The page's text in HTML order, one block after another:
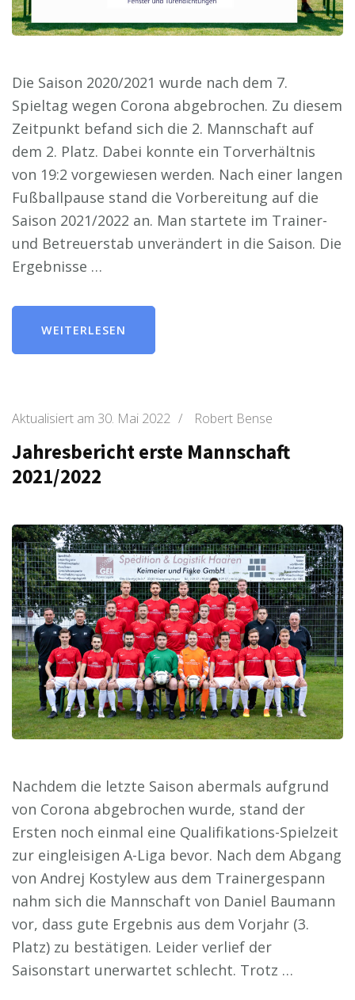
Die Saison 2020/2021 wurde nach dem 7.
Spieltag wegen Corona abgebrochen. Zu diesem
Zeitpunkt befand sich die 2. Mannschaft auf
dem 2. Platz. Dabei konnte ein Torverhältnis
von 19:2 vorgewiesen werden. Nach einer langen
Fußballpause stand die Vorbereitung auf die
Saison 2021/2022 an. Man startete im Trainer-
und Betreuerstab unverändert in die Saison. Die
Ergebnisse …
WEITERLESEN
Aktualisiert am 30. Mai 2022 / Robert Bense
Jahresbericht erste Mannschaft
2021/2022
Nachdem die letzte Saison abermals aufgrund
von Corona abgebrochen wurde, stand der
Ersten noch einmal eine Qualifikations-Spielzeit
zur eingleisigen A-Liga bevor. Nach dem Abgang
von Andrej Kostylew aus dem Trainergespann
nahm sich die Mannschaft von Daniel Baumann
vor, dass gute Ergebnis aus dem Vorjahr (3.
Platz) zu bestätigen. Leider verlief der
Saisonstart unerwartet schlecht. Trotz …